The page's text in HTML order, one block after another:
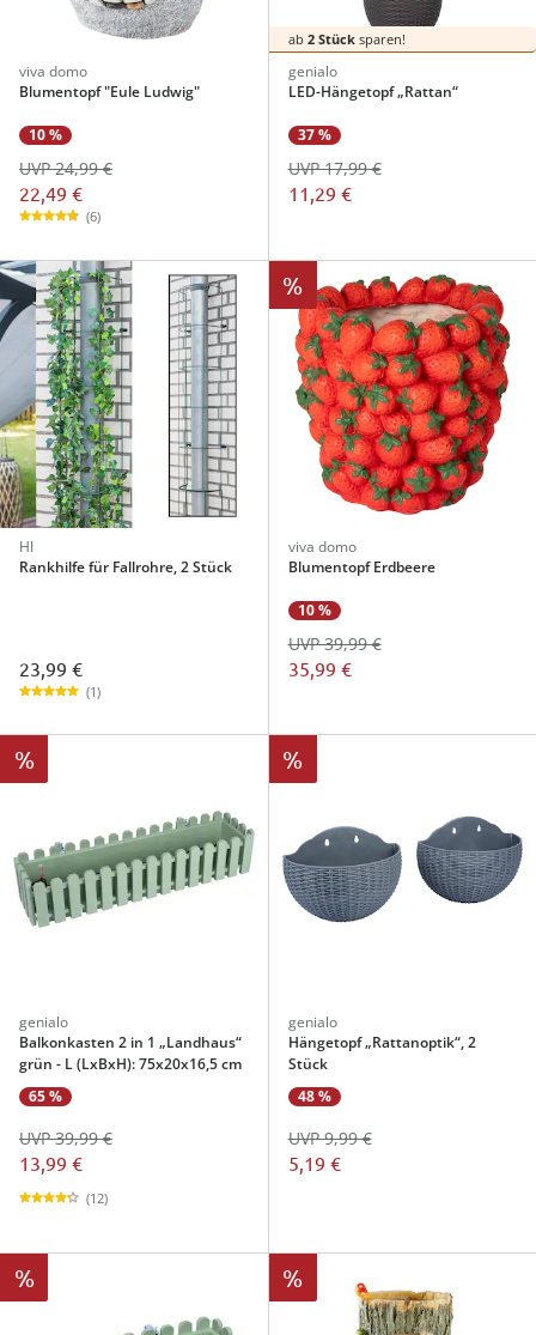
viva domo
Blumentopf "Eule Ludwig"
10 %
22,49 €
UVP 24,99 €
(6)
ab 2 Stücksparen!
genialo
LED-Hängetopf „Rattan“
37 %
11,29 €
UVP 17,99 €
HI
Rankhilfe für Fallrohre, 2 Stück
23,99 €
(1)
%
viva domo
Blumentopf Erdbeere
10 %
35,99 €
UVP 39,99 €
%
genialo
Balkonkasten 2 in 1 „Landhaus“
grün - L (LxBxH): 75x20x16,5 cm
65 %
13,99 €
UVP 39,99 €
(12)
%
genialo
Hängetopf „Rattanoptik“, 2
Stück
48 %
5,19 €
UVP 9,99 €
% %